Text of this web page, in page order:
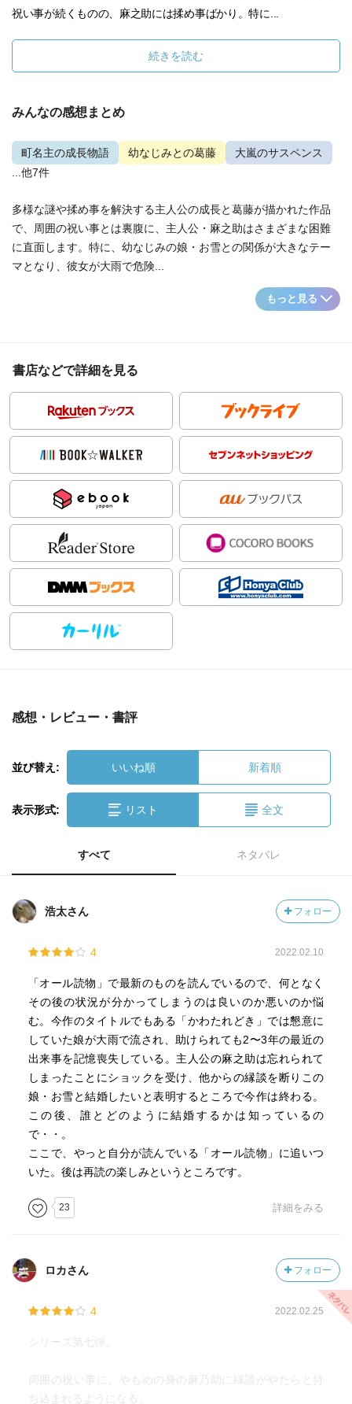
祝い事が続くものの、麻之助には揉め事ばかり。特に...
続きを読む
みんなの感想まとめ
町名主の成長物語 幼なじみとの葛藤
大嵐のサスペンス
...他7件
多様な謎や揉め事を解決する主人公の成長と葛藤が描かれた作品
で、周囲の祝い事とは裏腹に、主人公・麻之助はさまざまな困難
に直面します。特に、幼なじみの娘・お雪との関係が大きなテー
マとなり、彼女が大雨で危険...
もっと見る
書店などで詳細を見る
感想・レビュー・書評
並び替え: いいね順 新着順
表示形式: リスト 全文
すべて ネタバレ
浩太さん フォロー
4 2022.02.10
「オール読物」で最新のものを読んでいるので、何となく
その後の状況が分かってしまうのは良いのか悪いのか悩
む。今作のタイトルでもある「かわたれどき」では懇意に
していた娘が大雨で流され、助けられても2〜3年の最近の
出来事を記憶喪失している。主人公の麻之助は忘れられて
しまったことにショックを受け、他からの縁談を断りこの
娘・お雪と結婚したいと表明するところで今作は終わる。
この後、誰とどのように結婚するかは知っているの
で・・。
ここで、やっと自分が読んでいる「オール読物」に追いつ
いた。後は再読の楽しみというところです。
23 詳細をみる
ロカさん フォロー
4 2022.02.25
シリーズ第七弾。
周囲の祝い事に、やもめの身の麻乃助に縁談がやたらと持
ち込まれるようになる。